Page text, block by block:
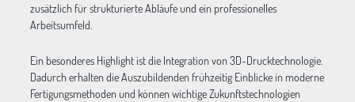
zusätzlich für strukturierte Abläufe und ein professionelles
Arbeitsumfeld.
Ein besonderes Highlight ist die Integration von 3D-Drucktechnologie.
Dadurch erhalten die Auszubildenden frühzeitig Einblicke in moderne
Fertigungsmethoden und können wichtige Zukunftstechnologien